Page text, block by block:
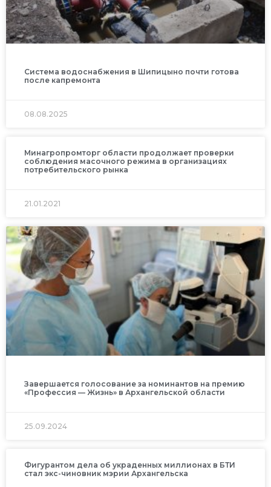
Система водоснабжения в Шипицыно почти готова
после капремонта
08.08.2025
Минагропромторг области продолжает проверки
соблюдения масочного режима в организациях
потребительского рынка
21.01.2021
Завершается голосование за номинантов на премию
«Профессия — Жизнь» в Архангельской области
25.09.2024
Фигурантом дела об украденных миллионах в БТИ
стал экс-чиновник мэрии Архангельска